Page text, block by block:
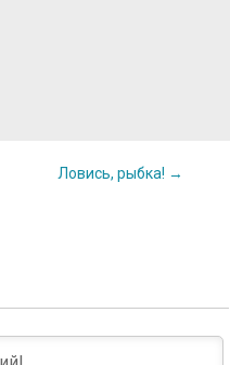
Ловись, рыбка! →